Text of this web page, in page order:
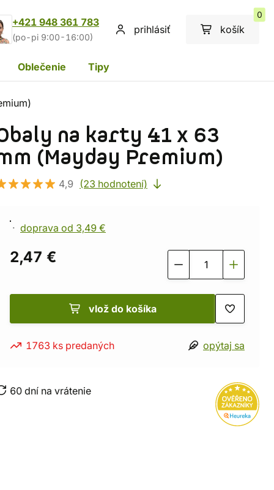
+421 948 361 783
(po-pi 9:00-16:00)
prihlásiť košík
0
Oblečenie Tipy
na karty 41 x 63
(Mayday Premium)
4,9 (23 hodnotení)
doprava od 3,49 €
2,47 €
vlož do košíka
1763 ks predaných opýtaj sa
60 dní na vrátenie